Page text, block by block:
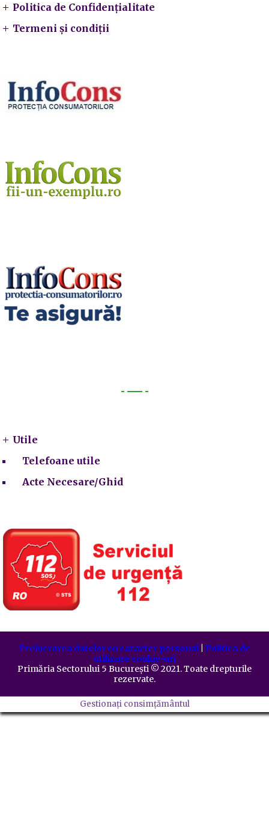
Politica de Confidențialitate
Termeni și condiții
Utile
Telefoane utile
Acte Necesare/Ghid
Prelucrarea datelor cu caracter personal| Politica de
utilizare cookie-uri
Primăria Sectorului 5 București ©️ 2021. Toate drepturile
rezervate.
Gestionați consimțământul